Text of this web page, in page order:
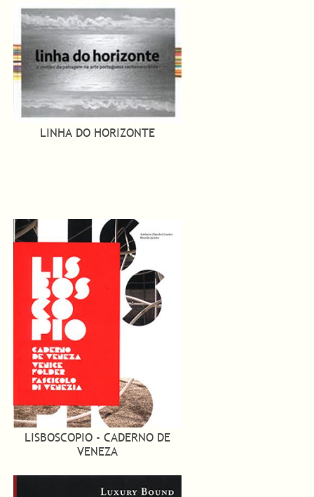
LINHA DO HORIZONTE
LISBOSCOPIO - CADERNO DE
VENEZA
PÁGINAS